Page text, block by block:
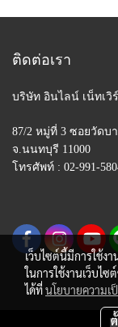
ติดต่อเรา
บริษัท อินไลน์ เน็ทเวิ
87/2 หมู่ที่ 3 ซอยวัดบ
จ.นนทบุรี 11000
โทรศัพท์ : 02-991-
เว็บไซต์นี้มีการใช้ง
ในการใช้งานเว็บไ
ได้ที่นโยบายความเ